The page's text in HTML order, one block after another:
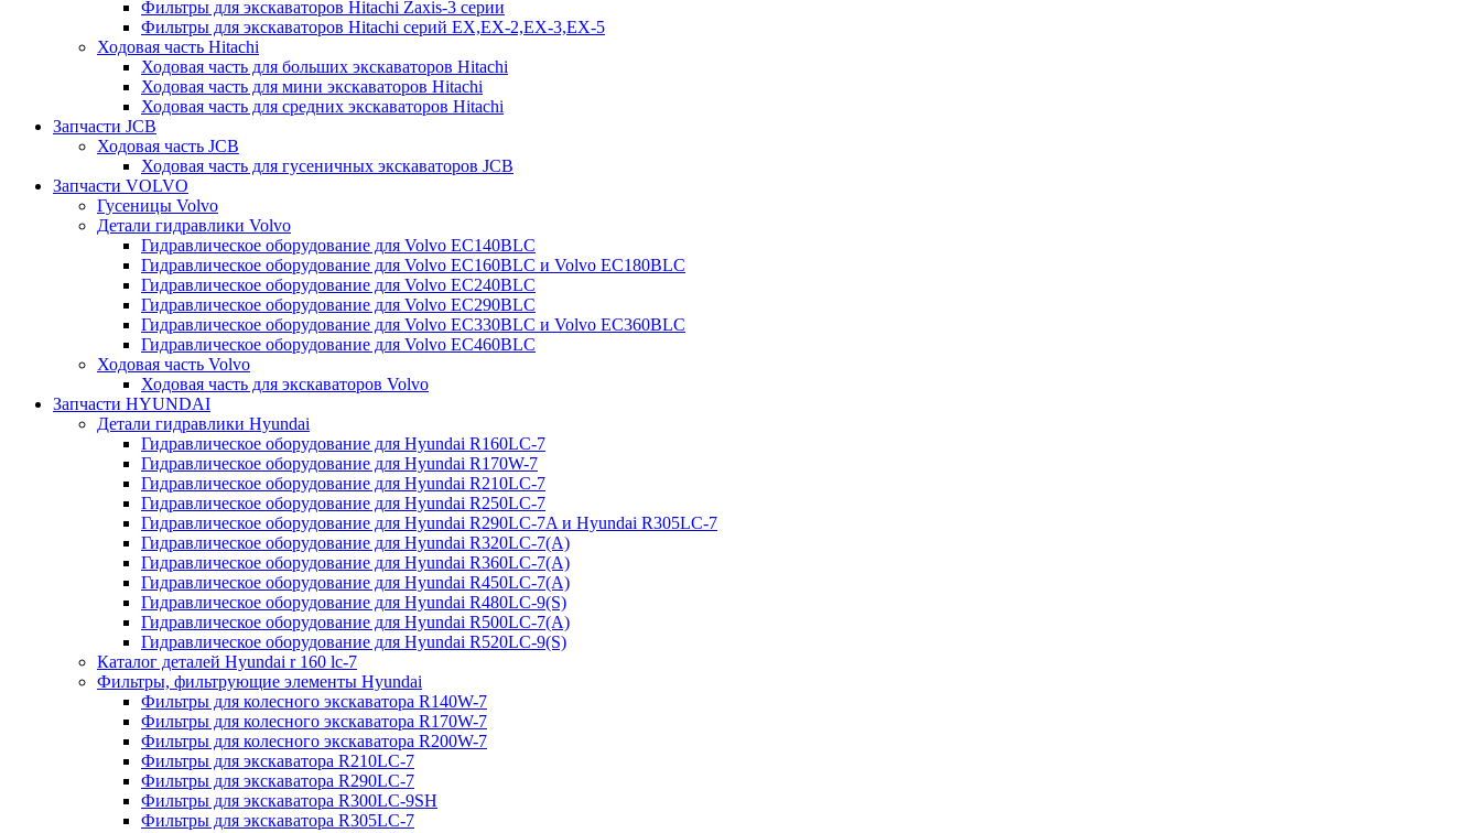
Фильтры для экскаваторов Hitachi Zaxis-3 серии
Фильтры для экскаваторов Hitachi серий EX,EX-2,EX-3,EX-5
Ходовая часть Hitachi
Ходовая часть для больших экскаваторов Hitachi
Ходовая часть для мини экскаваторов Hitachi
Ходовая часть для средних экскаваторов Hitachi
Запчасти JCB
Ходовая часть JCB
Ходовая часть для гусеничных экскаваторов JCB
Запчасти VOLVO
Гусеницы Volvo
Детали гидравлики Volvo
Гидравлическое оборудование для Volvo EC140BLC
Гидравлическое оборудование для Volvo EC160BLC и Volvo EC180BLC
Гидравлическое оборудование для Volvo EC240BLC
Гидравлическое оборудование для Volvo EC290BLC
Гидравлическое оборудование для Volvo EC330BLC и Volvo EC360BLC
Гидравлическое оборудование для Volvo EC460BLC
Ходовая часть Volvo
Ходовая часть для экскаваторов Volvo
Запчасти HYUNDAI
Детали гидравлики Hyundai
Гидравлическое оборудование для Hyundai R160LC-7
Гидравлическое оборудование для Hyundai R170W-7
Гидравлическое оборудование для Hyundai R210LC-7
Гидравлическое оборудование для Hyundai R250LC-7
Гидравлическое оборудование для Hyundai R290LC-7A и Hyundai R305LC-7
Гидравлическое оборудование для Hyundai R320LC-7(A)
Гидравлическое оборудование для Hyundai R360LC-7(A)
Гидравлическое оборудование для Hyundai R450LC-7(A)
Гидравлическое оборудование для Hyundai R480LC-9(S)
Гидравлическое оборудование для Hyundai R500LC-7(A)
Гидравлическое оборудование для Hyundai R520LC-9(S)
Каталог деталей Hyundai r 160 lc-7
Фильтры, фильтрующие элементы Hyundai
Фильтры для колесного экскаватора R140W-7
Фильтры для колесного экскаватора R170W-7
Фильтры для колесного экскаватора R200W-7
Фильтры для экскаватора R210LC-7
Фильтры для экскаватора R290LC-7
Фильтры для экскаватора R300LC-9SH
Фильтры для экскаватора R305LC-7